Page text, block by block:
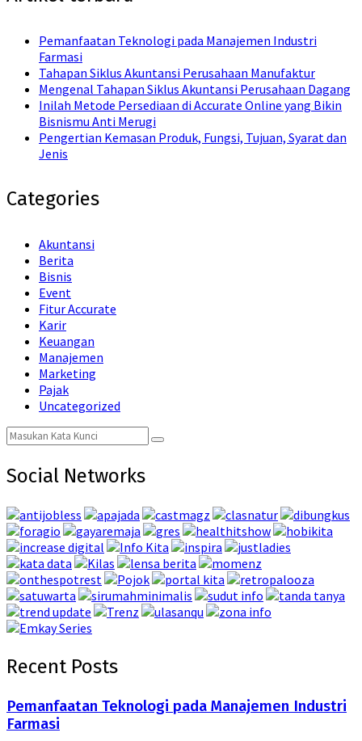
Pemanfaatan Teknologi pada Manajemen Industri
Farmasi
Tahapan Siklus Akuntansi Perusahaan Manufaktur
Mengenal Tahapan Siklus Akuntansi Perusahaan Dagang
Inilah Metode Persediaan di Accurate Online yang Bikin
Bisnismu Anti Merugi
Pengertian Kemasan Produk, Fungsi, Tujuan, Syarat dan
Jenis
Categories
Akuntansi
Berita
Bisnis
Event
Fitur Accurate
Karir
Keuangan
Manajemen
Marketing
Pajak
Uncategorized
Search
for:
Search
Social Networks
Recent Posts
Pemanfaatan Teknologi pada Manajemen Industri
Farmasi